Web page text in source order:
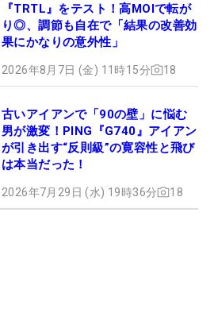
『TRTL』をテスト！高MOIで転が
り◎、調節も自在で「結果の改善効
果にかなりの意外性」
2026年8月7日 (金) 11時15分 18
古いアイアンで「90の壁」に悩む
男が激変！PING『G740』アイアン
が引き出す“反則級”の寛容性と飛び
は本当だった！
2026年7月29日 (水) 19時36分 18